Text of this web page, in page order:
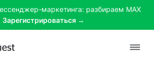
маркетинга: разбираем MAX
Зарегистрироваться →